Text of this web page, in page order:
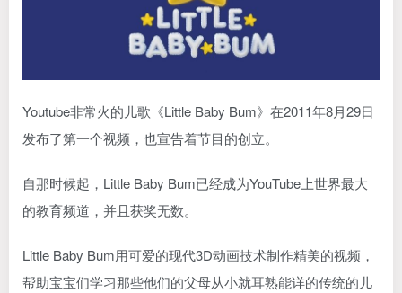
Youtube非常火的儿歌《Little Baby Bum》在2011年8月29日
发布了第一个视频，也宣告着节目的创立。
自那时候起，Little Baby Bum已经成为YouTube上世界最大
的教育频道，并且获奖无数。
Little Baby Bum用可爱的现代3D动画技术制作精美的视频，
帮助宝宝们学习那些他们的父母从小就耳熟能详的传统的儿